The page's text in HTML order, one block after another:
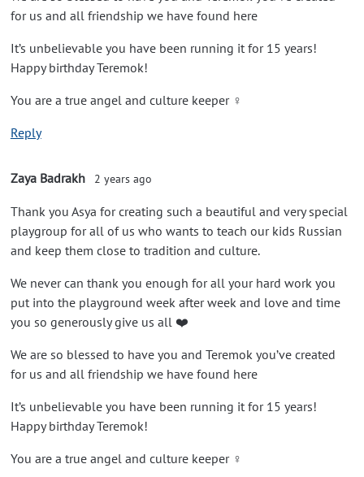
for us and all friendship we have found here
It’s unbelievable you have been running it for 15 years!
Happy birthday Teremok!
You are a true angel and culture keeper ‍♀️
Reply
Zaya Badrakh 2 years ago
Thank you Asya for creating such a beautiful and very special
playgroup for all of us who wants to teach our kids Russian
and keep them close to tradition and culture.
We never can thank you enough for all your hard work you
put into the playground week after week and love and time
you so generously give us all ❤️
We are so blessed to have you and Teremok you’ve created
for us and all friendship we have found here
It’s unbelievable you have been running it for 15 years!
Happy birthday Teremok!
You are a true angel and culture keeper ‍♀️